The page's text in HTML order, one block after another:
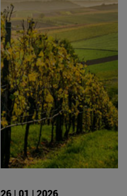
26 | 01 | 2026